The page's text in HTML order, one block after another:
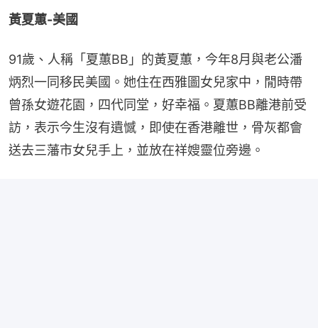
黃夏蕙-美國
91歲、人稱「夏蕙BB」的黃夏蕙，今年8月與老公潘
炳烈一同移民美國。她住在西雅圖女兒家中，閒時帶
曾孫女遊花園，四代同堂，好幸福。夏蕙BB離港前受
訪，表示今生沒有遺憾，即使在香港離世，骨灰都會
送去三藩市女兒手上，並放在祥嫂靈位旁邊。